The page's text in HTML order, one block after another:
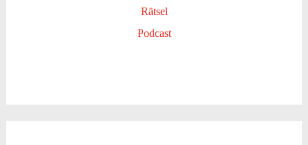
Rätsel
Podcast